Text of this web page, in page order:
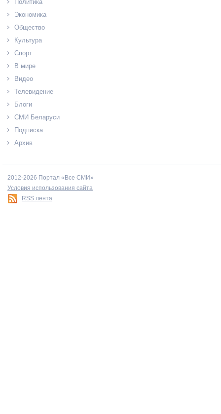
Политика
Экономика
Общество
Культура
Спорт
В мире
Видео
Телевидение
Блоги
СМИ Беларуси
Подписка
Архив
2012-2026 Портал «Все СМИ»
Условия использования сайта
RSS лента